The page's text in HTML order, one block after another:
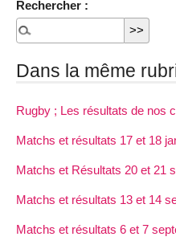
Rechercher :
Dans la même
Rugby ; Les résultats de nos
Matchs et résultats 17 et 18
Matchs et Résultats 20 et 21
Matchs et résultats 13 et 14
Matchs et résultats 6 et 7